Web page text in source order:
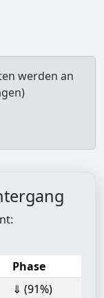
werden an
Phase
⇓ (91%)